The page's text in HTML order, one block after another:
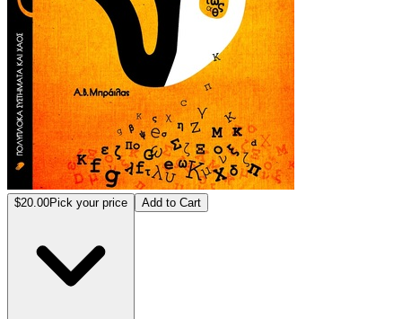
$20.00Pick your price Add to Cart